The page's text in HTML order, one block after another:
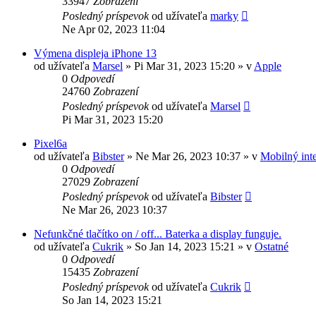
Posledný príspevokod užívateľa marky
Ne Apr 02, 2023 11:04
Výmena displeja iPhone 13
od užívateľa Marsel » Pi Mar 31, 2023 15:20 » v Apple
0 Odpovedí
24760 Zobrazení
Posledný príspevokod užívateľa Marsel
Pi Mar 31, 2023 15:20
Pixel6a
od užívateľa Bibster» Ne Mar 26, 2023 10:37 » v Mobilný
0 Odpovedí
27029 Zobrazení
Posledný príspevokod užívateľa Bibster
Ne Mar 26, 2023 10:37
Nefunkčné tlačítko on / off... Baterka a display funguje.
od užívateľa Cukrik » So Jan 14, 2023 15:21 » v Ostatné
0 Odpovedí
15435 Zobrazení
Posledný príspevokod užívateľa Cukrik
So Jan 14, 2023 15:21